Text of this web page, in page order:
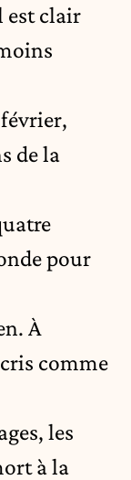
est clair
de la
pour
À
comme
les
à la